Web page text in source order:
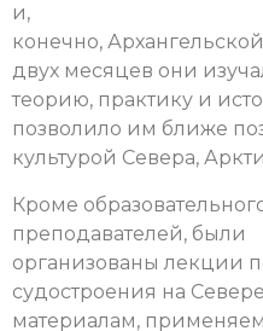
и,
конечно,
двух месяцев они
теорию, практику и
позволило им ближе
культурой Севера,
Кроме
преподавателей, были
организованы лекции
судостроения на
материалам,